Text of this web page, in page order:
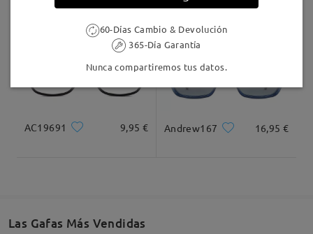
AC19691 9,95 € Andrew167 16,95 €
Las Gafas Más Vendidas
60-Días Cambio & Devolución
365-Día Garantía
Nunca compartiremos tus datos.